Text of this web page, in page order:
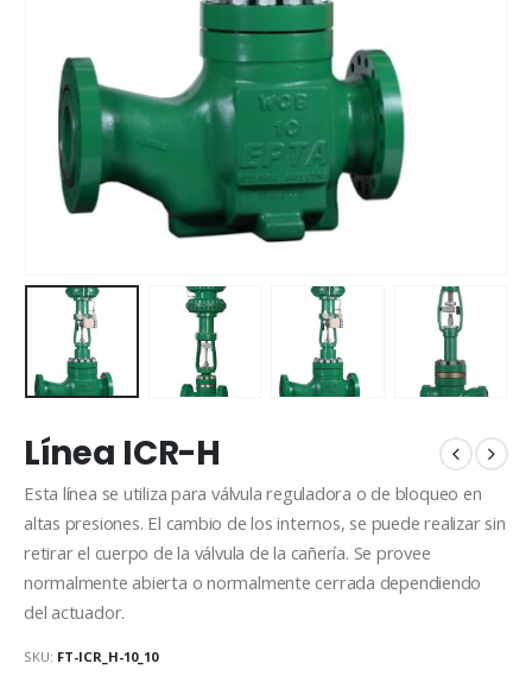
Línea ICR-H
Esta línea se utiliza para válvula reguladora o de bloqueo en
altas presiones. El cambio de los internos, se puede realizar sin
retirar el cuerpo de la válvula de la cañería. Se provee
normalmente abierta o normalmente cerrada dependiendo
del actuador.
SKU: FT-ICR_H-10_10